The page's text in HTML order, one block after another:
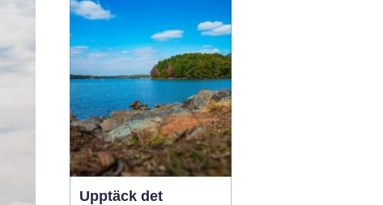
Dalarna möts stillhet,
starka traditione...
Upptäck det